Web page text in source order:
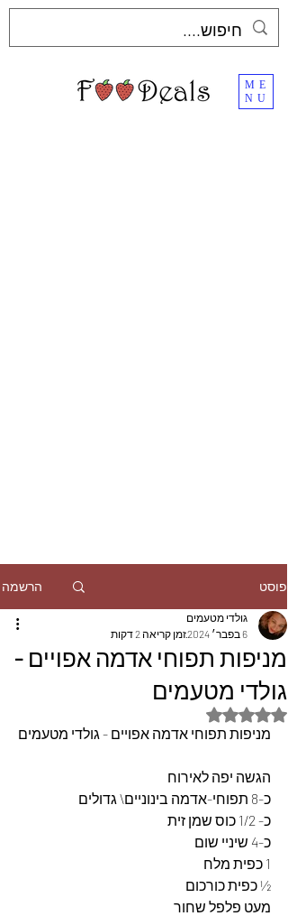
ME
NU
פוסט הרשמה
מניפות תפוחי אדמה אפויים -
גולדי מטעמים
גולדי מטעמים
6 בפבר׳ 2024
זמן קריאה 2 דקות
דירוג של NaN מתוך 5 כוכבים
מניפות תפוחי אדמה אפויים - גולדי מטעמים
הגשה יפה לאירוח
כ-8 תפוחי-אדמה בינוניים\ גדולים
כ- 1/2 כוס שמן זית
כ-4 שיניי שום
1 כפית מלח
½ כפית כורכום
מעט פלפל שחור